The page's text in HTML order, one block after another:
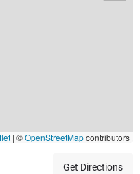
| ©OpenStreetMapcontributors
Get Directions